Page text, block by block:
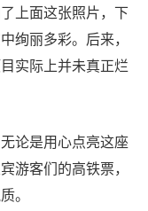
上面这张照片，下
绚丽多彩。后来，
实际上并未真正烂
论是用心点亮这座
游客们的高铁票，
。